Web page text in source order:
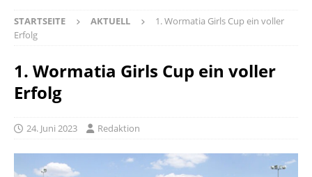
STARTSEITE AKTUELL
1. Wormatia Girls Cup ein voller
Erfolg
1. Wormatia Girls Cup ein voller
Erfolg
24. Juni 2023 Redaktion